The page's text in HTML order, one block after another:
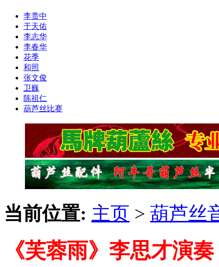
李贵中
于天佑
李志华
李春华
花季
和照
张文俊
卫巍
陈祖仁
葫芦丝比赛
当前位置: 主页 > 葫芦丝
《芙蓉雨》李思才演